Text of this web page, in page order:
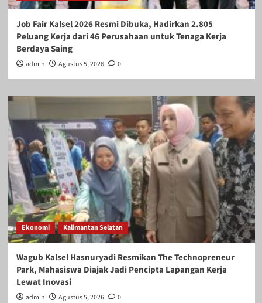
Job Fair Kalsel 2026 Resmi Dibuka, Hadirkan 2.805
Peluang Kerja dari 46 Perusahaan untuk Tenaga Kerja
Berdaya Saing
admin Agustus 5, 2026 0
Ekonomi Kalimantan Selatan
Wagub Kalsel Hasnuryadi Resmikan The Technopreneur
Park, Mahasiswa Diajak Jadi Pencipta Lapangan Kerja
Lewat Inovasi
admin Agustus 5, 2026 0